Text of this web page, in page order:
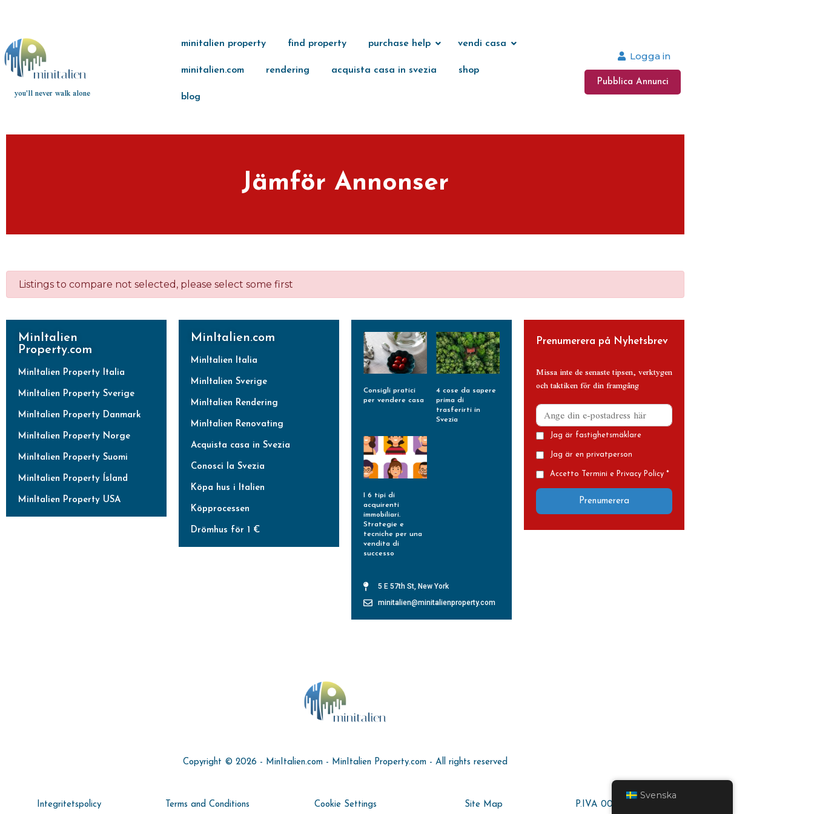
you'll never walk alone
minitalien property find property purchase help vendi casa
minitalien.com rendering acquista casa in svezia shop
blog
Logga in
Pubblica Annunci
Jämför Annonser
Listings to compare not selected, please select some first
MinItalien
Property.com
MinItalien Property Italia
MinItalien Property Sverige
MinItalien Property Danmark
MinItalien Property Norge
MinItalien Property Suomi
MinItalien Property Ísland
MinItalien Property USA
MinItalien.com
MinItalien Italia
MinItalien Sverige
MinItalien Rendering
MinItalien Renovating
Acquista casa in Svezia
Conosci la Svezia
Köpa hus i Italien
Köpprocessen
Drömhus för 1 €
Consigli pratici
per vendere casa
4 cose da sapere
prima di
trasferirti in
Svezia
I 6 tipi di
acquirenti
immobiliari.
Strategie e
tecniche per una
vendita di
successo
5 E 57th St, New York
minitalien@minitalienproperty.com
Prenumerera på Nyhetsbrev
Missa inte de senaste tipsen, verktygen
och taktiken för din framgång
Jag är fastighetsmäklare
Jag är en privatperson
Accetto Termini e Privacy Policy *
Prenumerera
Copyright © 2026 - MinItalien.com - MinItalien Property.com - All rights reserved
Integritetspolicy Terms and Conditions Cookie Settings Site Map P.IVA 00000000000
Svenska